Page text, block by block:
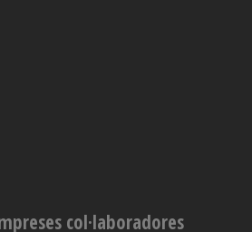
col·laboradores